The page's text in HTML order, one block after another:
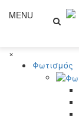
MENU
×
Φωτισμός